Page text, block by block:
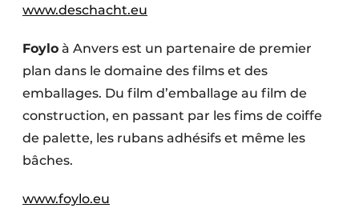
www.deschacht.eu
Foylo à Anvers est un partenaire de premier
plan dans le domaine des films et des
emballages. Du film d’emballage au film de
construction, en passant par les fims de coiffe
de palette, les rubans adhésifs et même les
bâches.
www.foylo.eu